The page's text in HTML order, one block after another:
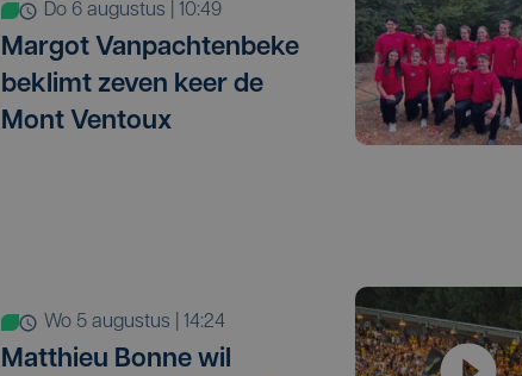
do 6 augustus | 10:49
Margot Vanpachtenbeke
beklimt zeven keer de
Mont Ventoux
wo 5 augustus | 14:24
Matthieu Bonne wil